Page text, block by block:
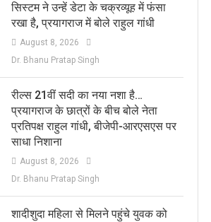
सिस्टम ने उन्हें डेटा के चक्रव्यूह में फंसा
रखा है, प्रयागराज में बोले राहुल गांधी
August 8, 2026
Dr. Bhanu Pratap Singh
रील्स 21वीं सदी का नया नशा है…
प्रयागराज के छात्रों के बीच बोले नेता
प्रतिपक्ष राहुल गांधी, बीजेपी-आरएसएस पर
साधा निशाना
August 8, 2026
Dr. Bhanu Pratap Singh
शादीशुदा महिला से मिलने पहुंचे युवक को